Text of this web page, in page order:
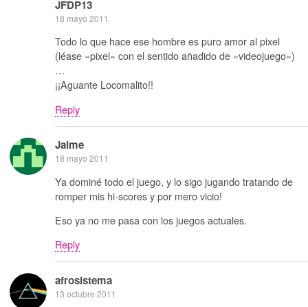
JFDP13
18 mayo 2011
Todo lo que hace ese hombre es puro amor al pixel
(léase «pixel» con el sentido añadido de «videojuego»)
…
¡¡Aguante Locomalito!!
Reply
Jaime
18 mayo 2011
Ya dominé todo el juego, y lo sigo jugando tratando de
romper mis hi-scores y por mero vicio!
Eso ya no me pasa con los juegos actuales.
Reply
afrosistema
13 octubre 2011